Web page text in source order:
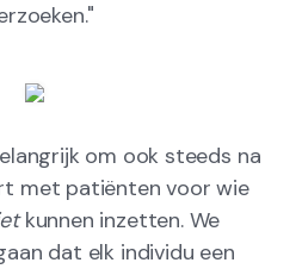
om ook steeds na
met patiënten voor wie
kunnen inzetten. We
dat elk individu een